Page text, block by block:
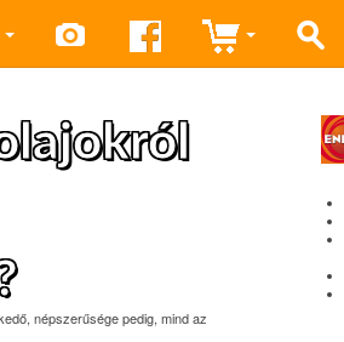
népszerűsége pedig, mind az